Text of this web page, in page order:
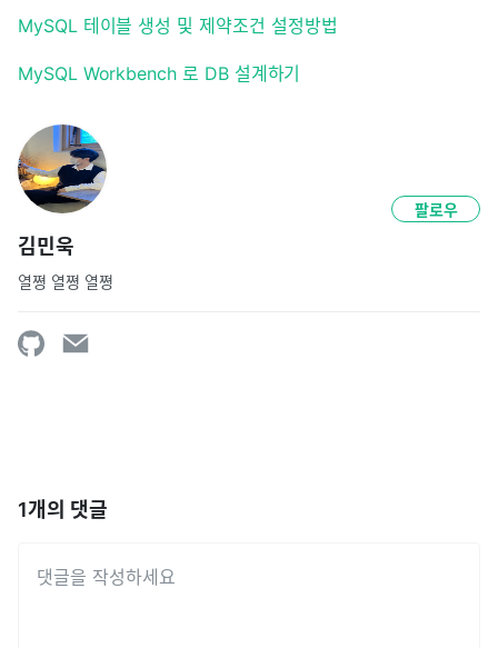
MySQL 테이블 생성 및 제약조건 설정방법
MySQL Workbench 로 DB 설계하기
김민욱
열쪙 열쪙 열쪙
팔로우
1개의 댓글